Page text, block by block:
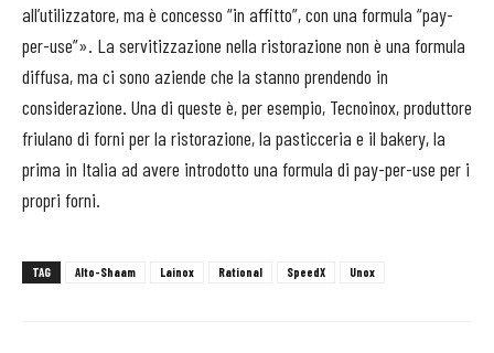
all’utilizzatore, ma è concesso “in affitto”, con una formula “pay-
per-use”». La servitizzazione nella ristorazione non è una formula
diffusa, ma ci sono aziende che la stanno prendendo in
considerazione. Una di queste è, per esempio, Tecnoinox, produttore
friulano di forni per la ristorazione, la pasticceria e il bakery, la
prima in Italia ad avere introdotto una formula di pay-per-use per i
propri forni.
TAG Alto-Shaam Lainox Rational SpeedX Unox